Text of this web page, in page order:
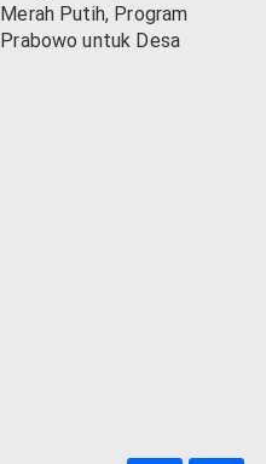
Merah Putih, Program
Prabowo untuk Desa